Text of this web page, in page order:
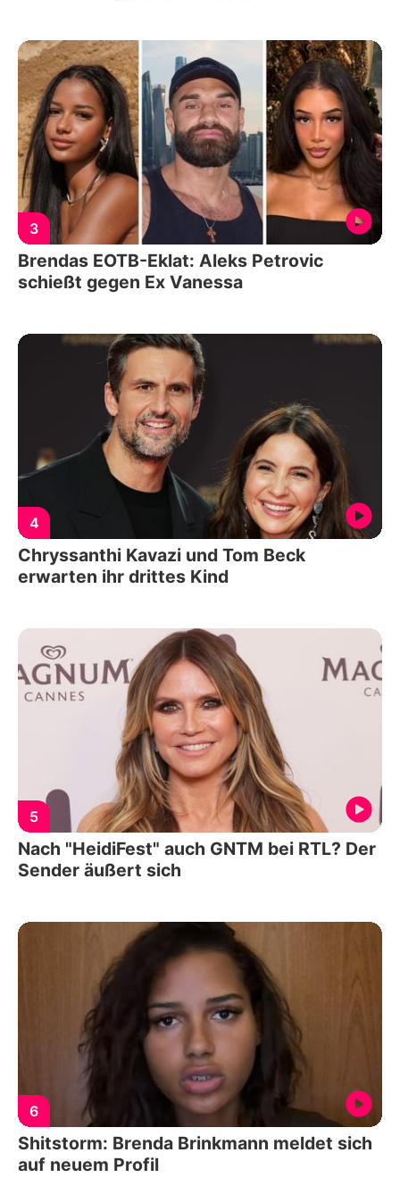
3
Brendas EOTB-Eklat: Aleks Petrovic
schießt gegen Ex Vanessa
4
Chryssanthi Kavazi und Tom Beck
erwarten ihr drittes Kind
5
Nach "HeidiFest" auch GNTM bei RTL? Der
Sender äußert sich
6
Shitstorm: Brenda Brinkmann meldet sich
auf neuem Profil